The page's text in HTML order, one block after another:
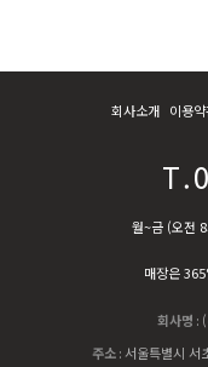
회사소개 이용
월~금 (오전
매장은
회사명 :
주소 : 서울특별시 서